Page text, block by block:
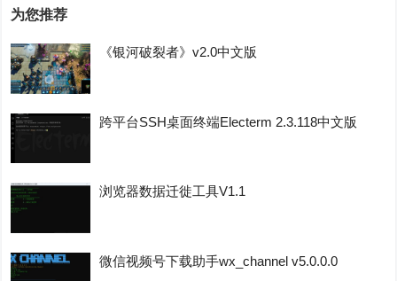
为您推荐
《银河破裂者》v2.0中文版
跨平台SSH桌面终端Electerm 2.3.118中文版
浏览器数据迁徙工具V1.1
微信视频号下载助手wx_channel v5.0.0.0